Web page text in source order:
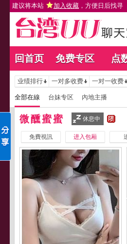
建议将本站 加入收藏 ，方便日后找寻
回首页 免费专区 点
业绩排行 一对多收费 一对一收费
全部在線 台妹专区 內地主播
微醺蜜蜜 休息中
免費視訊 进入包厢